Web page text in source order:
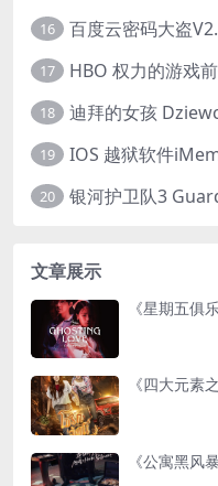
16 百度云密码大盗
17
18
19
20
文章展示
《星期五俱
《四大元素
《公寓黑风